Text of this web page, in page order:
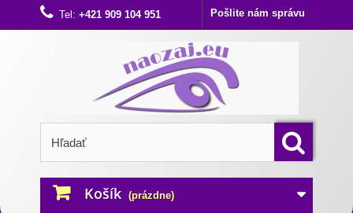
Pošlite nám správu
Tel: +421 909 104 951
Košík (prázdne)